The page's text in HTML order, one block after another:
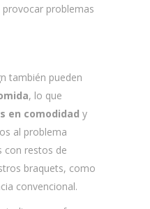
problemas
también pueden
, lo que
en comodidad y
al problema
con restos de
braquets, como
convencional.